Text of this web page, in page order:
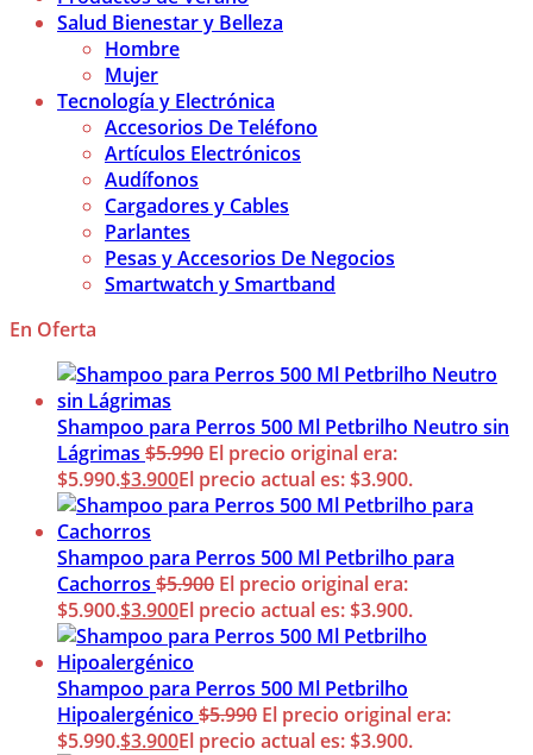
Salud Bienestar y Belleza
Hombre
Mujer
Tecnología y Electrónica
Accesorios De Teléfono
Artículos Electrónicos
Audífonos
Cargadores y Cables
Parlantes
Pesas y Accesorios De Negocios
Smartwatch y Smartband
En Oferta
Shampoo para Perros 500 Ml Petbrilho Neutro sin
Lágrimas $5.990 El precio original era:
$5.990.$3.900El precio actual es: $3.900.
Shampoo para Perros 500 Ml Petbrilho para
Cachorros $5.900 El precio original era:
$5.900.$3.900El precio actual es: $3.900.
Shampoo para Perros 500 Ml Petbrilho
Hipoalergénico $5.990 El precio original era:
$5.990.$3.900El precio actual es: $3.900.